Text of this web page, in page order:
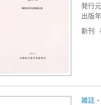
発行元
出版
新刊
雑誌